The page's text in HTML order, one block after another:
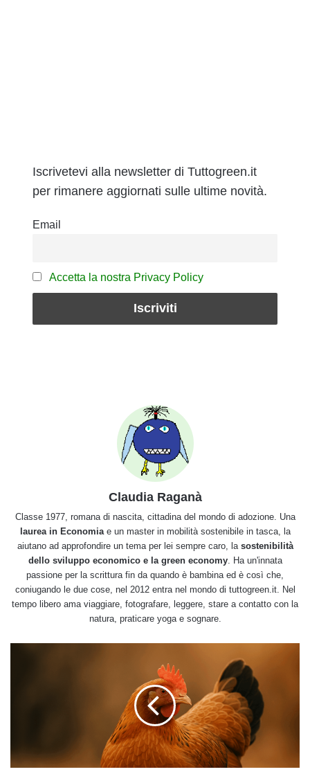
Iscrivetevi alla newsletter di Tuttogreen.it
per rimanere aggiornati sulle ultime novità.
Email
Accetta la nostra Privacy Policy
Claudia Raganà
Classe 1977, romana di nascita, cittadina del mondo di adozione. Una
laurea in Economiae un master in mobilità sostenibile in tasca, la
aiutano ad approfondire un tema per lei sempre caro, la sostenibilità
dello sviluppo economico e la green economy. Ha un'innata
passione per la scrittura fin da quando è bambina ed è così che,
coniugando le due cose, nel 2012 entra nel mondo di tuttogreen.it. Nel
tempo libero ama viaggiare, fotografare, leggere, stare a contatto con la
natura, praticare yoga e sognare.
più